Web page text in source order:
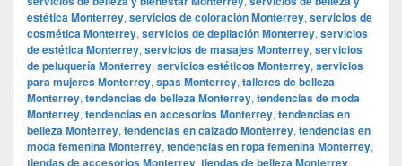
estética Monterrey, servicios de coloración Monterrey, servicios de
cosmética Monterrey, servicios de depilación Monterrey, servicios
de estética Monterrey, servicios de masajes Monterrey, servicios
de peluquería Monterrey, servicios estéticos Monterrey, servicios
para mujeres Monterrey, spas Monterrey, talleres de belleza
Monterrey, tendencias de belleza Monterrey, tendencias de moda
Monterrey, tendencias en accesorios Monterrey, tendencias en
belleza Monterrey, tendencias en calzado Monterrey, tendencias en
moda femenina Monterrey, tendencias en ropa femenina Monterrey,
tiendas de accesorios Monterrey, tiendas de belleza Monterrey,